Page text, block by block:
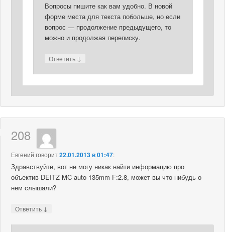
Вопросы пишите как вам удобно. В новой
форме места для текста побольше, но если
вопрос — продолжение предыдущего, то
можно и продолжая переписку.
Ответить ↓
208
Евгений говорит22.01.2013 в 01:47:
Здравствуйте, вот не могу никак найти информацию про
объектив DEITZ MC auto 135mm F:2.8, может вы что нибудь о
нем слышали?
Ответить ↓